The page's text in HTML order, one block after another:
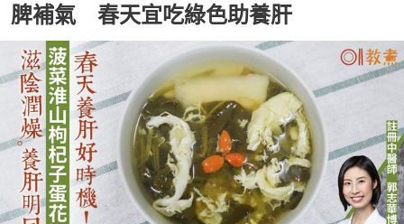
脾補氣 春天宜吃綠色助養肝